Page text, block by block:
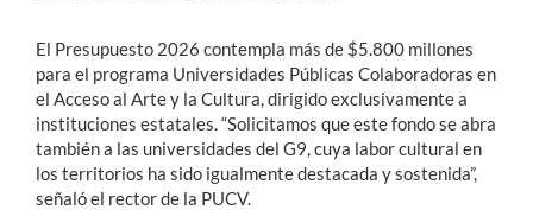
El Presupuesto 2026 contempla más de $5.800 millones
para el programa Universidades Públicas Colaboradoras en
el Acceso al Arte y la Cultura, dirigido exclusivamente a
instituciones estatales. “Solicitamos que este fondo se abra
también a las universidades del G9, cuya labor cultural en
los territorios ha sido igualmente destacada y sostenida”,
señaló el rector de la PUCV.